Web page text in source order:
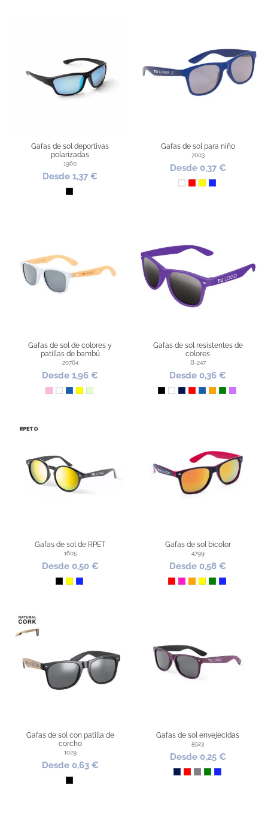
Gafas de sol deportivas
polarizadas
1960
Desde 1,37 €
Negro
Gafas de sol para niño
7003
Desde 0,37 €
Blanco
RojoAmarillo
Azul Royal
Gafas de sol de colores y
patillas de bambú
20764
Desde 1,96 €
RosaBlanco
AzulAmarillo
Verde Claro
Gafas de sol resistentes de
colores
B-247
Desde 0,36 €
NegroBlanco
Marino
RojoAzulNaranja
VerdeLila
Gafas de sol de RPET
1605
Desde 0,50 €
NegroAmarillo
Azul Royal
Gafas de sol bicolor
4799
Desde 0,58 €
RojoFucsiaNaranja
Amarillo
VerdeAzul Royal
Gafas de sol con patilla de
corcho
1029
Desde 0,63 €
Negro
Gafas de sol envejecidas
5923
Desde 0,25 €
Marino
RojoGrisVerdeAzul Royal